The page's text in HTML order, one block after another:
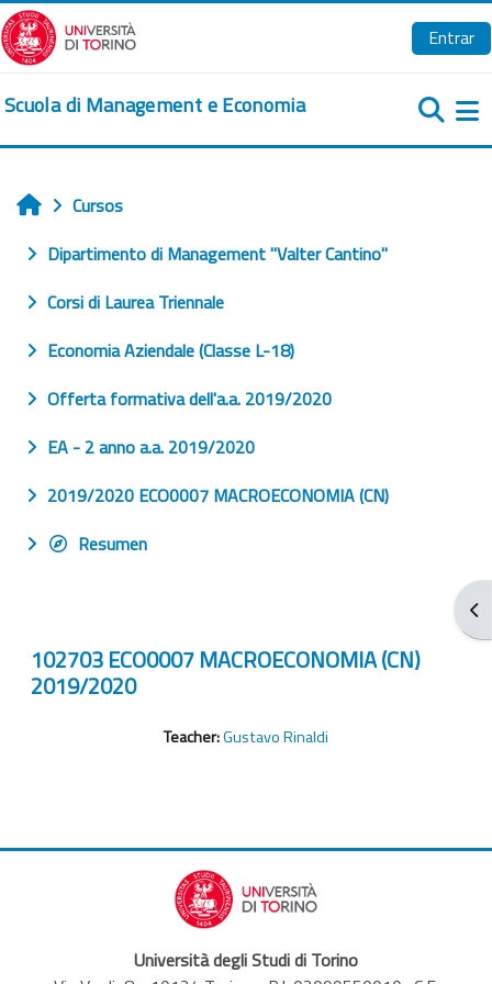
Salta al contenido principal
Entrar
Scuola di Management e Economia
Inicio
Cursos
Dipartimento di Management "Valter Cantino"
Corsi di Laurea Triennale
Economia Aziendale (Classe L-18)
Offerta formativa dell'a.a. 2019/2020
EA - 2 anno a.a. 2019/2020
2019/2020 ECO0007 MACROECONOMIA (CN)
Resumen
102703 ECO0007 MACROECONOMIA (CN)
2019/2020
Teacher:Gustavo Rinaldi
Università degli Studi di Torino